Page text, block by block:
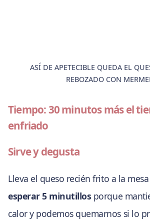
ASÍ DE APETECIBLE QUEDA EL
REBOZADO CON
Tiempo: 30 minutos más el
enfriado
Sirve y degusta
Lleva el queso recién frito a la
esperar 5 minutillos porque
calor y podemos quemarnos si lo